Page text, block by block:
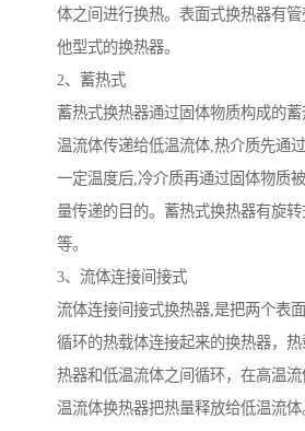
体之间进行换热。表面式换热器有
他型式的换热器。
2、蓄热式
蓄热式换热器通过固体物质构成的
温流体传递给低温流体,热介质先通
一定温度后,冷介质再通过固体物质
量传递的目的。蓄热式换热器有旋
等。
3、流体连接间接式
流体连接间接式换热器,是把两个表
循环的热载体连接起来的换热器，
热器和低温流体之间循环，在高温
温流体换热器把热量释放给低温流体